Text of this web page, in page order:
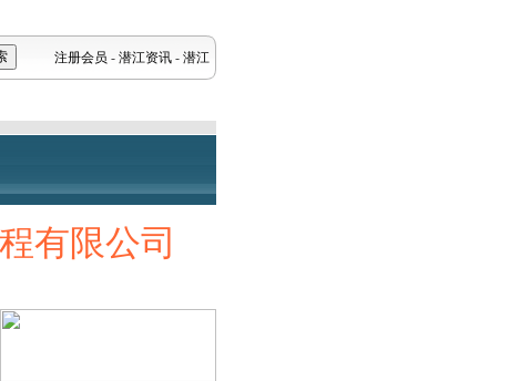
注册会员 - 潜江资讯 - 潜江
有限公司